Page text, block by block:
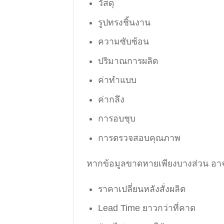
วัสดุ
รูปทรงชิ้นงาน
ความซับซ้อน
ปริมาณการผลิต
ค่าทำแบบ
ค่ากลึง
การอบชุบ
การตรวจสอบคุณภาพ
หากข้อมูลขาดหายเพียงบางส่วน อ
ราคาเปลี่ยนหลังสั่งผลิต
Lead Time ยาวกว่าที่คาด